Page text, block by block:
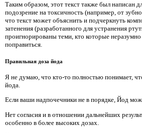
Таким образом, этот текст также был написан
подозрение на токсичность (например, от
что текст может объяснить и подчеркнуть
затенения (разработанного для устранения
проигнорированы теми, кто которые
поправиться.
Правильная доза йода
Я не думаю, что кто-то полностью понимает,
йода.
Если ваши надпочечники не в порядке, Йод
Нет согласия и в отношении дальнейших
особенно в более высоких дозах.